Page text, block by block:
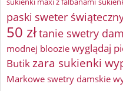
paski sweter
50 złtanie swetry
modnej bloozie wyglądaj
Butikzara sukienki
Markowe swetry damskie